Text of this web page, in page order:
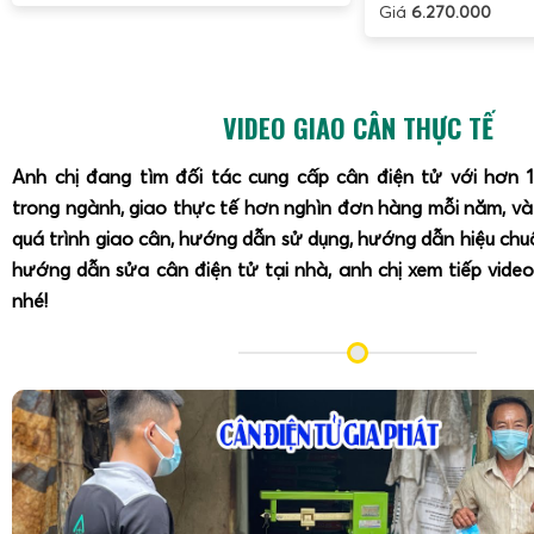
giao, đảm bảo độ chính xác và ổn định.
Bảo hành theo tiêu chuẩn
kỹ thuật trong suốt quá trình sử dụng.
Giá cả minh bạch:Báo giá chi tiết theo từng mức tải
300kg, 500kg, không phát sinh chi phí ẩn.
Cân Điện Tử Gia Phát có hướng dẫn sử dụng và sửa
tận nơi
ST-602 tận nơi
cân điện tử sẽ trực tiếp hướng dẫn khách hàng cách:
Lắp đặt cân đúng cách, chọn vị trí đặt cân phẳng,
rung lắc.
Hiệu chỉnh ban đầu, kiểm tra sai số, hướng dẫn cách
Giá6.270.000
VIDEO GIAO CÂN THỰC TẾ
Anh chị đang tìm đối tác cung cấp cân điện tử với hơn
trong ngành, giao thực tế hơn nghìn đơn hàng mỗi năm,
quá trình giao cân, hướng dẫn sử dụng, hướng dẫn hiệu
hướng dẫn sửa cân điện tử tại nhà, anh chị xem tiếp
nhé!